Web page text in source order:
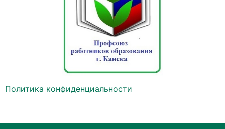
Политика конфиденциальности